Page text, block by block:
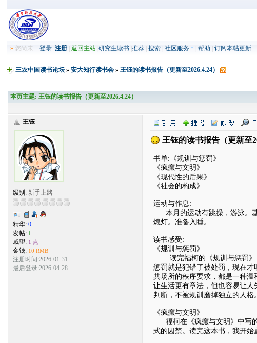
» 您尚未登录 注册 |返回主站 |研究生读书 |推荐 |搜索 |社区服务 |帮助 |订阅本帖更新
三农中国读书论坛 »安大知行读书会 »王钰的读书报告（更新至2026.4.24）
本页主题: 王钰的读书报告（更新至2026.4.24）
王钰
级别: 新手上路
精华:0
发帖: 1
威望: 1 点
金钱: 10 RMB
注册时间:2026-01-31
最后登录:2026-04-28
王钰的读书报告（更新至
书单:《规训与惩罚》
《疯癫与文明》
《现代性的后果》
《社会的构成》
运动与作息:
本月的运动有跳操，游泳。基
熄灯。准备入睡。
读书感受:
《规训与惩罚》
读完福柯的《规训与惩罚》，
惩罚就是犯错了被处罚，现在
共场所的秩序要求，都是一种温
让生活更有章法，但也容易让
判断，不被规训磨掉独立的人格。
《疯癫与文明》
福柯在《疯癫与文明》中写的
式的囚禁。读完这本书，我开始